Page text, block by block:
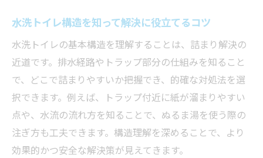
水洗トイレ構造を知って解決に役立てるコツ
水洗トイレの基本構造を理解することは、詰まり解決の
近道です。排水経路やトラップ部分の仕組みを知ること
で、どこで詰まりやすいか把握でき、的確な対処法を選
択できます。例えば、トラップ付近に紙が溜まりやすい
点や、水流の流れ方を知ることで、ぬるま湯を使う際の
注ぎ方も工夫できます。構造理解を深めることで、より
効果的かつ安全な解決策が見えてきます。